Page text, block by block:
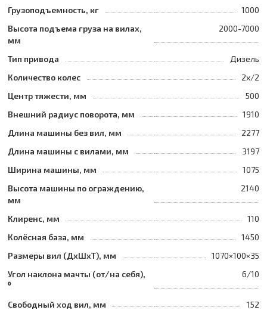
Грузоподъемность, кг
1000
Высота подъема груза на вилах,
мм
2000-7000
Тип привода
Дизель
Количество колес
2х/2
Центр тяжести, мм
500
Внешний радиус поворота, мм
1910
Длина машины без вил, мм
2277
Длина машины с вилами, мм
3197
Ширина машины, мм
1075
Высота машины по ограждению,
мм
2140
Клиренс, мм
110
Колёсная база, мм
1450
Размеры вил (ДхШхТ), мм
1070×100×35
Угол наклона мачты (от/на себя),
⁰
6/10
Свободный ход вил, мм
152